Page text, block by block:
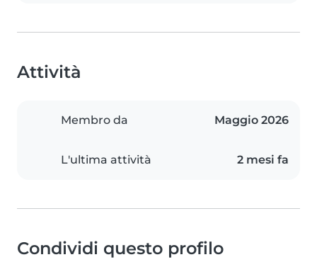
Attività
Membro da Maggio 2026
L'ultima attività 2 mesi fa
Condividi questo profilo